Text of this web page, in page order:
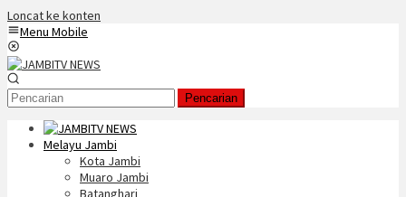
Loncat ke konten
Menu Mobile
Pencarian
Melayu Jambi
Kota Jambi
Muaro Jambi
Batanghari